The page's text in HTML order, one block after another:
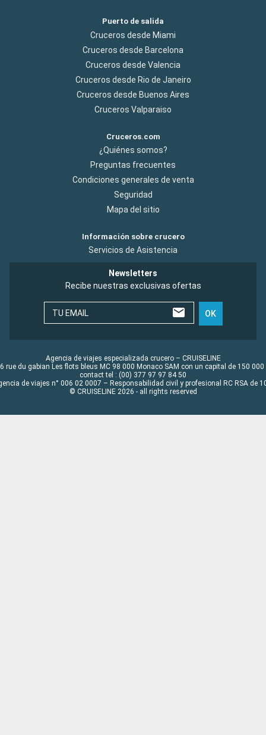
Puerto de salida
Cruceros desde Miami
Cruceros desde Barcelona
Cruceros desde Valencia
Cruceros desde Rio de Janeiro
Cruceros desde Buenos Aires
Cruceros Valparaiso
Cruceros.com
¿Quiénes somos?
Preguntas frecuentes
Condiciones generales de venta
Seguridad
Mapa del sitio
Información sobre crucero
Servicios de Asistencia
Newsletters
Recibe nuestras exclusivas ofertas
TU EMAIL OK
Agencia de viajes especializada crucero – CRUISELINE
rue du gabian Les flots bleus MC 98 000 Monaco SAM con un capital de 150 000
contact tel : (00) 377 97 97 84 50
de viajes n° 006 02 0007 – Responsabilidad civil y profesional RC RSA de
© CRUISELINE 2026 - all rights reserved